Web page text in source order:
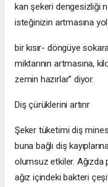
kan şekeri dengesizliği
isteğinizin artmasına
bir kısır- döngüye
miktarının artmasına,
zemin hazırlar” diyor.
Diş çürüklerini artırır
Şeker tüketimi diş
buna bağlı diş
olumsuz etkiler. Ağızda
ağız içindeki bakteri